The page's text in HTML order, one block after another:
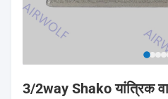
3/2way Shako यांत्रिक